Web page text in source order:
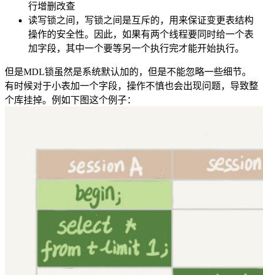
行增删改查
读写锁之间，写锁之间是互斥的，用来保证变更表结构
操作的安全性。因此，如果有两个线程要同时给一个表
加字段，其中一个要等另一个执行完才能开始执行。
但是MDL锁虽然是系统默认加的，但是不能忽略一些细节。
有时候对于小表加一个字段，操作不慎也会出现问题，导致整
个库挂掉。例如下图这个例子：